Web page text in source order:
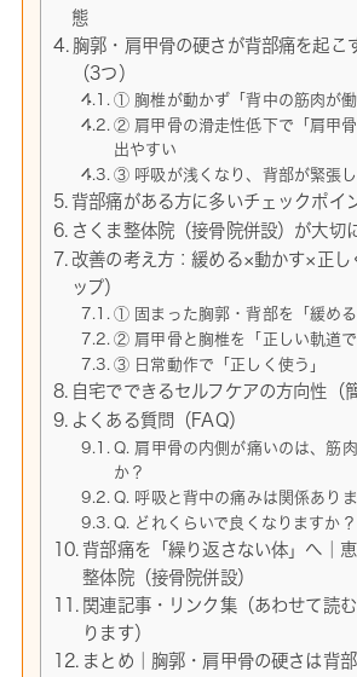
態
胸郭・肩甲骨の硬さが背部痛を起こ
（3つ）
① 胸椎が動かず「背中の筋肉が働
② 肩甲骨の滑走性低下で「肩甲
出やすい
③ 呼吸が浅くなり、背部が緊張
背部痛がある方に多いチェックポイ
さくま整体院（接骨院併設）が大切
改善の考え方：緩める×動かす×正し
ップ）
① 固まった胸郭・背部を「緩める
② 肩甲骨と胸椎を「正しい軌道で
③ 日常動作で「正しく使う」
自宅でできるセルフケアの方向性（
よくある質問（FAQ）
Q. 肩甲骨の内側が痛いのは、筋
か？
Q. 呼吸と背中の痛みは関係あり
Q. どれくらいで良くなりますか？
背部痛を「繰り返さない体」へ｜
整体院（接骨院併設）
関連記事・リンク集（あわせて読
ります）
まとめ｜胸郭・肩甲骨の硬さは背